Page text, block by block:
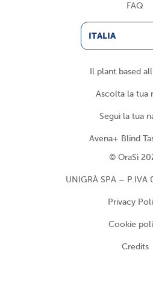
FAQ
ITALIA
Il plant based
Ascolta la tua
Segui la tua
Avena+ Blind
© OraSì
UNIGRÀ SPA – P.IVA
Privacy
Cookie
Credits